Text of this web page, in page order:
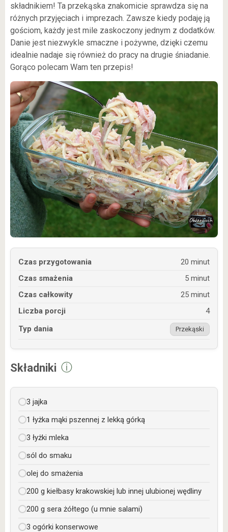
składnikiem! Ta przekąska znakomicie sprawdza się na
różnych przyjęciach i imprezach. Zawsze kiedy podaję ją
gościom, każdy jest mile zaskoczony jednym z dodatków.
Danie jest niezwykle smaczne i pożywne, dzięki czemu
idealnie nadaje się również do pracy na drugie śniadanie.
Gorąco polecam Wam ten przepis!
Czas przygotowania
20 minut
Czas smażenia
5 minut
Czas całkowity
25 minut
Liczba porcji
4
Typ dania
Przekąski
Składniki ⓘ
3 jajka
1 łyżka mąki pszennej z lekką górką
3 łyżki mleka
sól do smaku
olej do smażenia
200 g kiełbasy krakowskiej lub innej ulubionej wędliny
200 g sera żółtego (u mnie salami)
3 ogórki konserwowe